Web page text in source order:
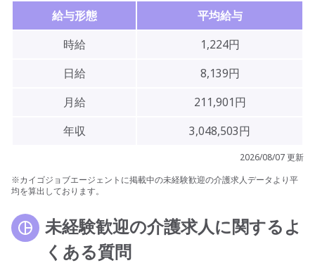
給与形態
平均給与
時給
1,224円
日給
8,139円
月給
211,901円
年収
3,048,503円
2026/08/07 更新
※カイゴジョブエージェントに掲載中の未経験歓迎の介護求人データより平
均を算出しております。
未経験歓迎の介護求人に関するよ
くある質問